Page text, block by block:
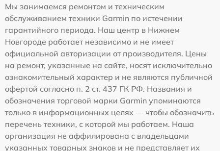
Мы занимаемся ремонтом и техническим
обслуживанием техники Garmin по истечении
гарантийного периода. Наш центр в Нижнем
Новгороде работает независимо и не имеет
официальной авторизации от производителя. Цены
на ремонт, указанные на сайте, носят исключительно
ознакомительный характер и не являются публичной
офертой согласно п. 2 ст. 437 ГК РФ. Названия и
обозначения торговой марки Garmin упоминаются
только в информационных целях — чтобы обозначить
перечень техники, с которой мы работаем. Наша
организация не аффилирована с владельцами
указанных товарных знаков и не представляет их